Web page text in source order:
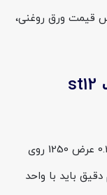
قیمت ورق روغنی،
قیمت ورق روغنی فولاد غرب st12
قیمت ورق روغنی فولاد غرب st12 ضخامت 0.3 عرض 1250 روی
باید با واحد